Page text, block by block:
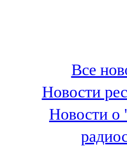
100,3 FM
Зәй
106,6 FM
Кадыбаш
105,2 FM
Все
Новости
Новости о